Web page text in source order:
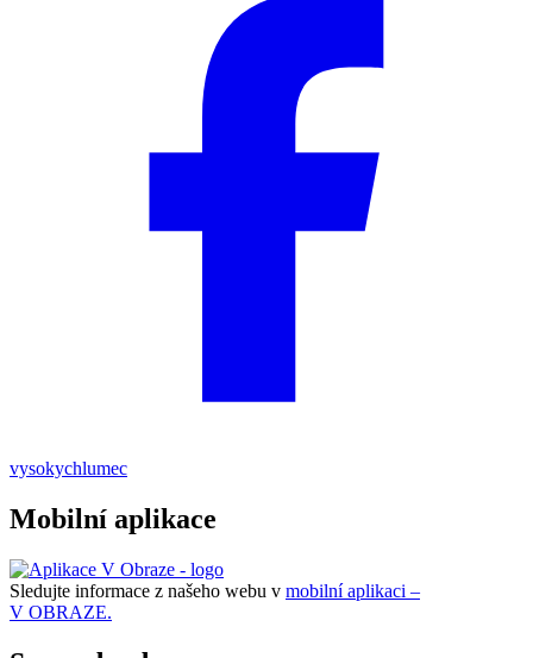
vysokychlumec
Mobilní aplikace
Sledujte informace z našeho webu v mobilní aplikaci –
V OBRAZE.